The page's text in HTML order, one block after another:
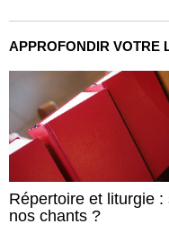
APPROFONDIR VOTRE
Répertoire et liturgie
nos chants ?